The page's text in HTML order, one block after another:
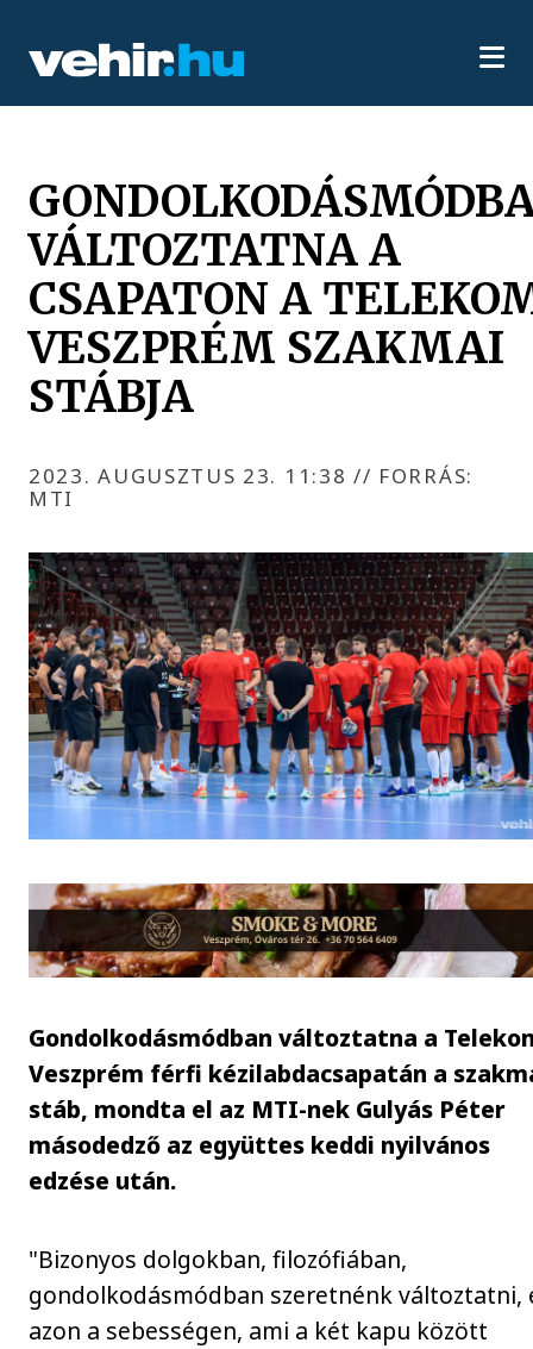
VÁLTOZTATNA A
CSAPATON A
VESZPRÉM SZAKMAI
STÁBJA
2023. AUGUSZTUS 23. 11:38// FORRÁS:
MTI
Gondolkodásmódban változtatna a
Veszprém férfi kézilabdacsapatán a
stáb, mondta el az MTI-nek Gulyás Péter
másodedző az együttes keddi nyilvános
edzése után.
"Bizonyos dolgokban, filozófiában,
gondolkodásmódban szeretnénk változtatni,
azon a sebességen, ami a két kapu között